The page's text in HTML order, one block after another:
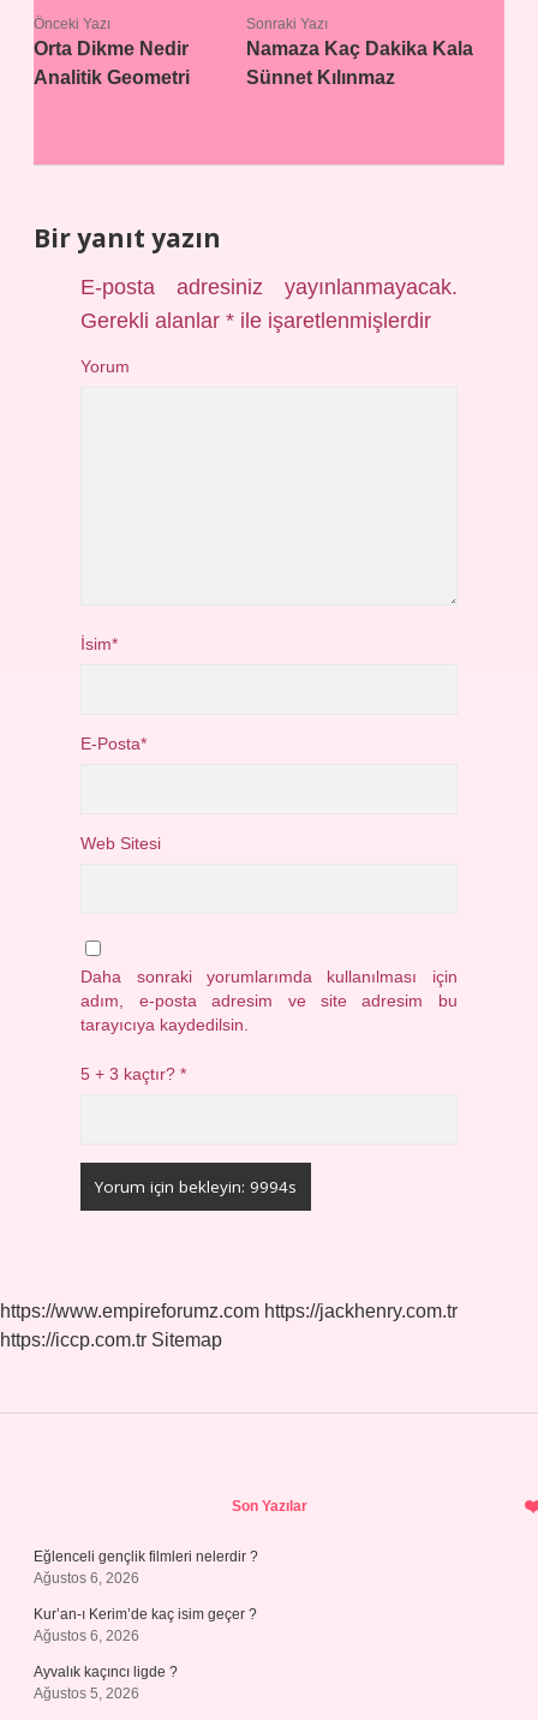
Önceki Yazı
Orta Dikme Nedir
Analitik Geometri
Sonraki Yazı
Namaza Kaç Dakika Kala
Sünnet Kılınmaz
Bir yanıt yazın
E-posta adresiniz yayınlanmayacak.
Gerekli alanlar* ile işaretlenmişlerdir
Yorum
İsim*
E-Posta*
Web Sitesi
Daha sonraki yorumlarımda kullanılması için
adım, e-posta adresim ve site adresim bu
tarayıcıya kaydedilsin.
5 + 3 kaçtır?*
https://www.empireforumz.com https://jackhenry.com.tr
https://iccp.com.tr Sitemap
Son Yazılar
Eğlenceli gençlik filmleri nelerdir ?
Ağustos 6, 2026
Kur’an-ı Kerim’de kaç isim geçer ?
Ağustos 6, 2026
Ayvalık kaçıncı ligde ?
Ağustos 5, 2026